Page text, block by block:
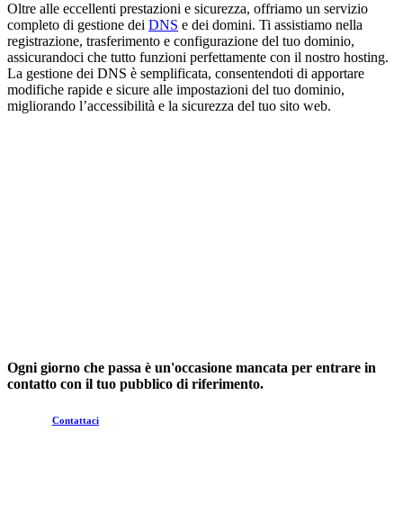
Oltre alle eccellenti prestazioni e sicurezza, offriamo un servizio
completo di gestione dei DNS e dei domini. Ti assistiamo nella
registrazione, trasferimento e configurazione del tuo dominio,
assicurandoci che tutto funzioni perfettamente con il nostro hosting.
La gestione dei DNS è semplificata, consentendoti di apportare
modifiche rapide e sicure alle impostazioni del tuo dominio,
migliorando l’accessibilità e la sicurezza del tuo sito web.
Ogni giorno che passa è un'occasione mancata per entrare in
contatto con il tuo pubblico di riferimento.
Contattaci